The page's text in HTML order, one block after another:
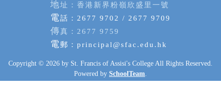
地址：香港新界粉嶺欣盛里一號
電話：2677 9702 / 2677 9709
傳真：2677 9759
電郵： principal@sfac.edu.hk
Copyright © 2026 by St. Francis of Assisi's College All Rights Reserved.
Powered by SchoolTeam